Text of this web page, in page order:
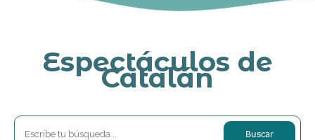
Espectáculos de
Catalán
Buscar